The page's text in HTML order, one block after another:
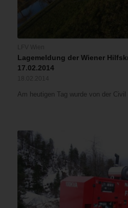
Lagemeldung der Wiener
17.02.2014
Am heutigen Tag wurde von der